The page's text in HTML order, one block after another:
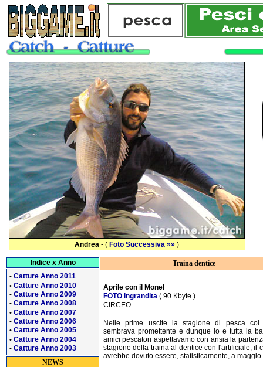
Indice x Anno
• Catture Anno 2011
• Catture Anno 2010
• Catture Anno 2009
• Catture Anno 2008
• Catture Anno 2007
• Catture Anno 2006
• Catture Anno 2005
• Catture Anno 2004
• Catture Anno 2003
NEWS
Traina dentice
Aprile con il Monel
FOTO ingrandita ( 90 Kbyte )
CIRCEO
Nelle prime uscite la stagione di pesca col
sembrava promettente e dunque io e tutta la
amici pescatori aspettavamo con ansia la
stagione della traina al dentice con l'artificiale, il
avrebbe dovuto essere, statisticamente, a maggio.
Andrea - ( Foto Successiva »» )